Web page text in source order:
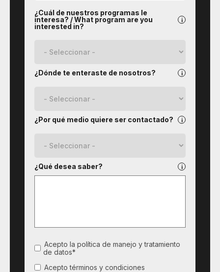
¿Cuál de nuestros programas le
interesa? / What program are you
interested in?
¿Dónde te enteraste de nosotros?
¿Por qué medio quiere ser contactado?
¿Qué desea saber?
Acepto la política de manejo y tratamiento
de datos*
Acepto términos y condiciones